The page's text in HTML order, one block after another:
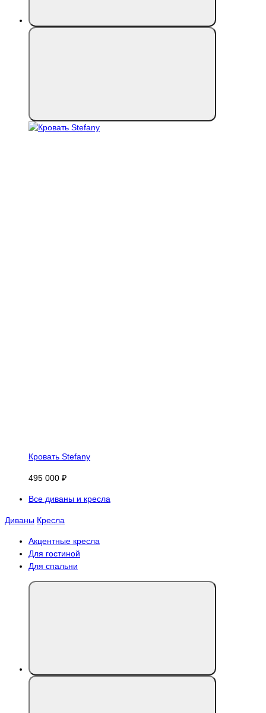
Кровать Stefany
495 000 ₽
Все диваны и кресла
Диваны Кресла
Акцентные кресла
Для гостиной
Для спальни